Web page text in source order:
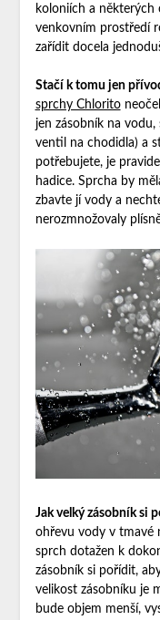
koloniích a některých
venkovním prostředí
zařídit docela
Stačí k tomu jen
sprchy Chlorito
jen zásobník na
ventil na chodidla) a
potřebujete, je
hadice. Sprcha by
zbavte jí vody a
nerozmnožovaly
Jak velký zásobník si
ohřevu vody v tmavé
sprch dotažen k
zásobník si pořídit,
velikost zásobníku je
bude objem menší,